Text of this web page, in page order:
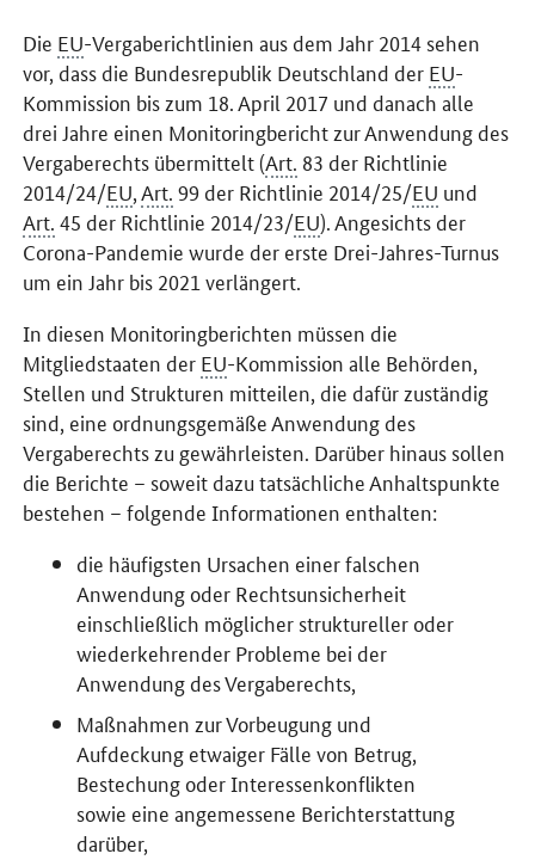
Die EU-Vergaberichtlinien aus dem Jahr 2014 sehen
vor, dass die Bundesrepublik Deutschland der EU-
Kommission bis zum 18. April 2017 und danach alle
drei Jahre einen Monitoringbericht zur Anwendung des
Vergaberechts übermittelt (Art. 83 der Richtlinie
2014/24/EU Art. 99 der Richtlinie 2014/25/EU und
Art. 45 der Richtlinie 2014/23/EU). Angesichts der
Corona-Pandemie wurde der erste Drei-Jahres-Turnus
um ein Jahr bis 2021 verlängert.
In diesen Monitoringberichten müssen die
Mitgliedstaaten der EU-Kommission alle Behörden,
Stellen und Strukturen mitteilen, die dafür zuständig
sind, eine ordnungsgemäße Anwendung des
Vergaberechts zu gewährleisten. Darüber hinaus sollen
die Berichte – soweit dazu tatsächliche Anhaltspunkte
bestehen – folgende Informationen enthalten:
die häufigsten Ursachen einer falschen
Anwendung oder Rechtsunsicherheit
einschließlich möglicher struktureller oder
wiederkehrender Probleme bei der
Anwendung des Vergaberechts,
Maßnahmen zur Vorbeugung und
Aufdeckung etwaiger Fälle von Betrug,
Bestechung oder Interessenkonflikten
sowie eine angemessene Berichterstattung
darüber,